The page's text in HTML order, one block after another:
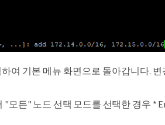
여 기본 메뉴 화면으로 돌아갑니다.
"모든" 노드 선택 모드를 선택한 경우 *